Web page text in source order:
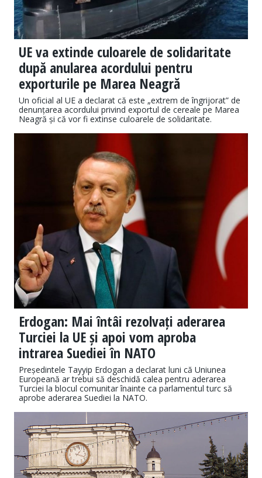
UE va extinde culoarele de solidaritate
după anularea acordului pentru
exporturile pe Marea Neagră
Un oficial al UE a declarat că este „extrem de îngrijorat” de
denunțarea acordului privind exportul de cereale pe Marea
Neagră și că vor fi extinse culoarele de solidaritate.
Erdogan: Mai întâi rezolvați aderarea
Turciei la UE și apoi vom aproba
intrarea Suediei în NATO
Președintele Tayyip Erdogan a declarat luni că Uniunea
Europeană ar trebui să deschidă calea pentru aderarea
Turciei la blocul comunitar înainte ca parlamentul turc să
aprobe aderarea Suediei la NATO.